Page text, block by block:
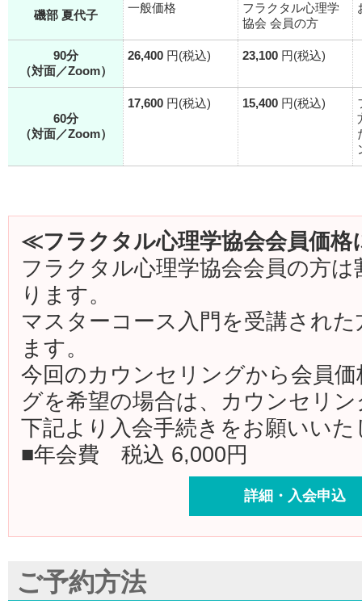
磯部 夏代子
一般価格
フラクタル心理学
協会 会員の方
90分
（対面／Zoom）
26,400 円(税込) 23,100 円(税込)
60分
（対面／Zoom）
17,600 円(税込) 15,400 円(税込)
≪フラクタル心理学協会会員価
フラクタル心理学協会会員の方
ります。
マスターコース入門を受講され
ます。
今回のカウンセリングから会員
グを希望の場合は、カウンセリ
下記より入会手続きをお願いいた
■年会費 税込 6,000円
詳細・入会申込
ご予約方法